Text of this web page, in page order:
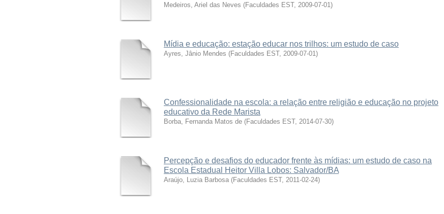
Medeiros, Ariel das Neves (Faculdades EST, 2009-07-01)
Mídia e educação: estação educar nos trilhos: um estudo de caso
Ayres, Jânio Mendes (Faculdades EST, 2009-07-01)
Confessionalidade na escola: a relação entre religião e educação no projeto
educativo da Rede Marista
Borba, Fernanda Matos de (Faculdades EST, 2014-07-30)
Percepção e desafios do educador frente às mídias: um estudo de caso na
Escola Estadual Heitor Villa Lobos: Salvador/BA
Araújo, Luzia Barbosa (Faculdades EST, 2011-02-24)